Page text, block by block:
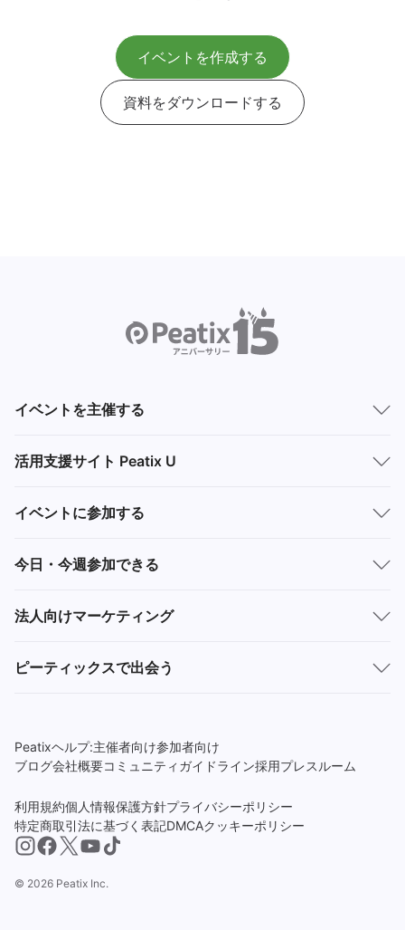
イベントを作成する
資料をダウンロードする
イベントを主催する
活用支援サイト Peatix U
イベントに参加する
今日・今週参加できる
法人向けマーケティング
ピーティックスで出会う
Peatixヘルプ:主催者向け参加者向け
ブログ会社概要コミュニティガイドライン採用プレスルーム
利用規約個人情報保護方針プライバシーポリシー
特定商取引法に基づく表記DMCAクッキーポリシー
© 2026 Peatix Inc.